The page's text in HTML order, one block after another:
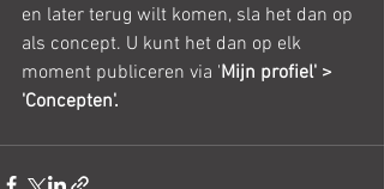
en later terug wilt komen, sla het dan op
als concept. U kunt het dan op elk
moment publiceren via 'Mijn profiel' >
'Concepten'.